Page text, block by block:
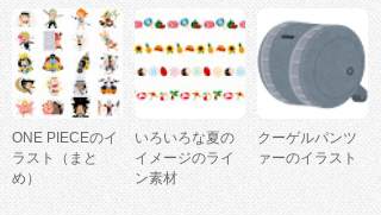
ONE PIECEのイ
ラスト（まと
め）
いろいろな夏の
イメージのライ
ン素材
クーゲルパンツ
ァーのイラスト